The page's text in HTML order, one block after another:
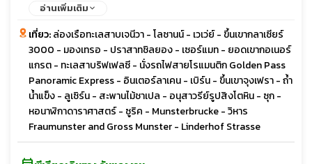
อ่านเพิ่มเติม
เที่ยว:ล่องเรือทะเลสาบเจนีวา - โลซานน์ - เวเว่ย์ - ขึ้นเขากลาเซียร์
3000 - มองเทรอ - ปราสาทชิลยอง - เซอร์แมท - ยอดเขากอเนอร์
แกรต - ทะเลสาบริฟเฟลซี - นั่งรถไฟสายโรแมนติก Golden Pass
Panoramic Express - อินเตอร์ลาเคน - เบิร์น - ขึ้นเขาจุงเฟรา - ถ้ำ
น้ำแข็ง - ลูเซิร์น - สะพานไม้ชาเปล - อนุสาวรีย์รูปสิงโตหิน - ซุก -
หอนาฬิกาดาราศาสตร์ - ซูริค - Munsterbrucke - วิหาร
Fraumunster and Gross Munster - Linderhof Strasse